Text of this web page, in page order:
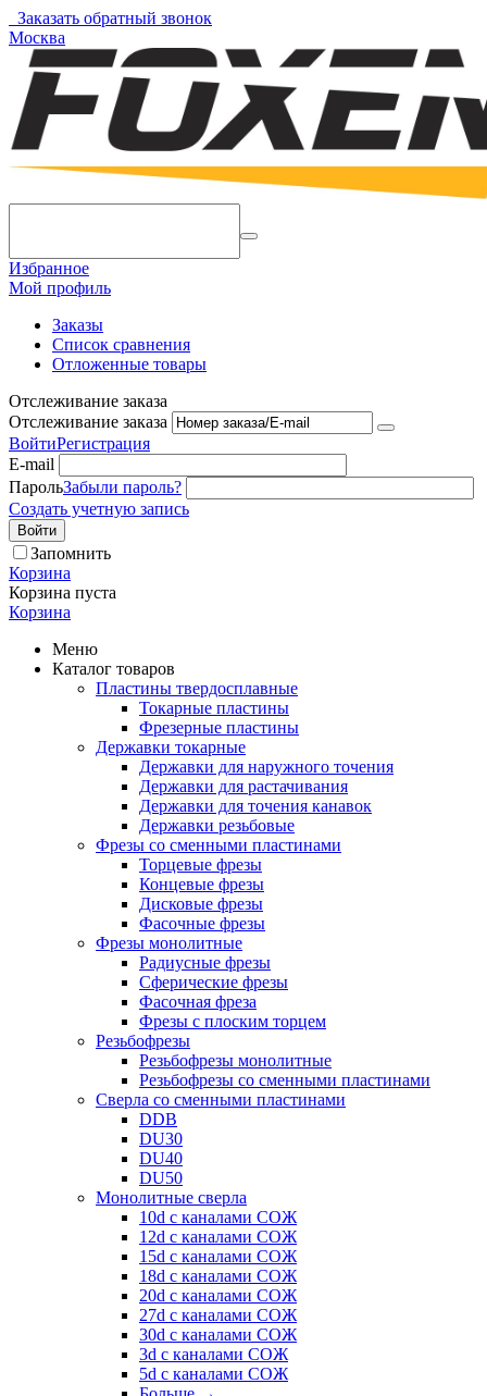
Заказать обратный звонок
Москва
Избранное
Мой профиль
Заказы
Список сравнения
Отложенные товары
Отслеживание заказа
Отслеживание заказа
ВойтиРегистрация
E-mail
ПарольЗабыли пароль?
Создать учетную запись
Войти
Запомнить
Корзина
Корзина пуста
Корзина
Меню
Каталог товаров
Пластины твердосплавные
Токарные пластины
Фрезерные пластины
Державки токарные
Державки для наружного точения
Державки для растачивания
Державки для точения канавок
Державки резьбовые
Фрезы со сменными пластинами
Торцевые фрезы
Концевые фрезы
Дисковые фрезы
Фасочные фрезы
Фрезы монолитные
Радиусные фрезы
Сферические фрезы
Фасочная фреза
Фрезы с плоским торцем
Резьбофрезы
Резьбофрезы монолитные
Резьбофрезы со сменными пластинами
Сверла со сменными пластинами
DDB
DU30
DU40
DU50
Монолитные сверла
10d с каналами СОЖ
12d с каналами СОЖ
15d с каналами СОЖ
18d с каналами СОЖ
20d с каналами СОЖ
27d с каналами СОЖ
30d с каналами СОЖ
3d с каналами СОЖ
5d с каналами СОЖ